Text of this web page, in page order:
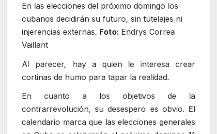
En las elecciones del próximo domingo los
cubanos decidirán su futuro, sin tutelajes ni
injerencias externas. Foto: Endrys Correa
Vaillant
Al parecer, hay a quien le interesa crear
cortinas de humo para tapar la realidad.
En cuanto a los objetivos de la
contrarrevolución, su desespero es obvio. El
calendario marca que las elecciones generales